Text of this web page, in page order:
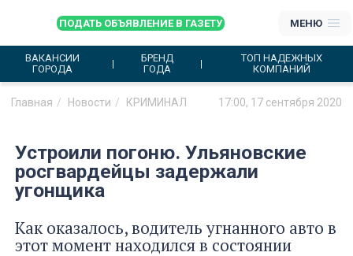
ПОДАТЬ ОБЪЯВЛЕНИЕ В ГАЗЕТУ МЕНЮ
ВАКАНСИИ
ГОРОДА
БРЕНД
ГОДА
ТОП НАДЕЖНЫХ
КОМПАНИЙ
Главная Новости КРИМИНАЛ 17:00, 17 сентября 2020
Устроили погоню. Ульяновские
росгвардейцы задержали
угонщика
Как оказалось, водитель угнанного авто в
этот момент находился в состоянии